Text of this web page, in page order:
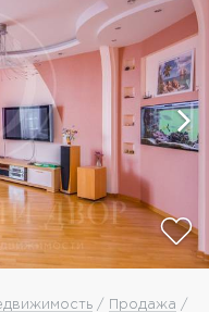
/ Продажа /